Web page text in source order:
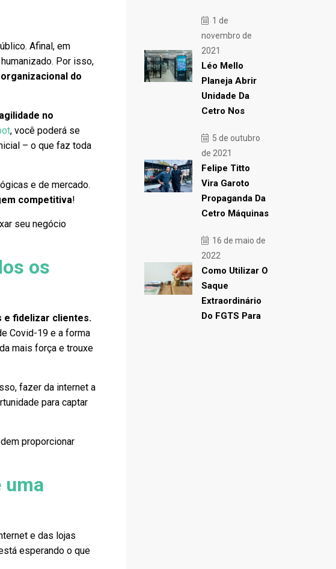
Afinal, em
Por isso,
do
no
, você poderá se
– o que faz toda
e de mercado.
competitiva!
seu negócio
os
e fidelizar clientes.
Covid-19 e a forma
mais força e trouxe
fazer da internet a
para captar
proporcionar
uma
e das lojas
esperando o que
1 de
novembro de
2021
Léo Mello
Planeja Abrir
Unidade Da
Cetro Nos
5 de outubro
de 2021
Felipe Titto
Vira Garoto
Propaganda Da
Cetro Máquinas
16 de maio de
2022
Como Utilizar O
Saque
Extraordinário
Do FGTS Para